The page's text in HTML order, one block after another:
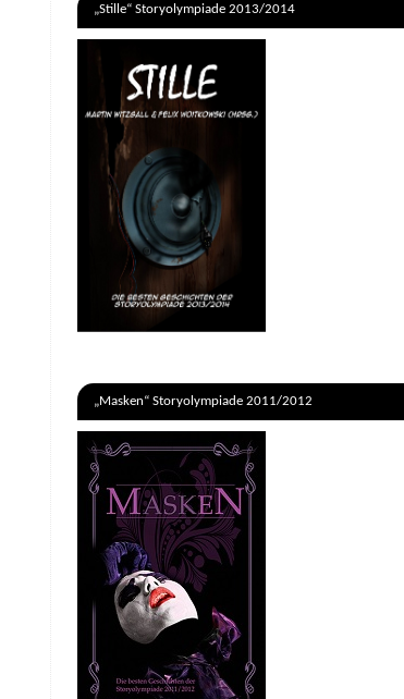
„Stille“ Storyolympiade 2013/2014
„Masken“ Storyolympiade 2011/2012